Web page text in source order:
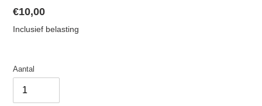
Normale
prijs
€10,00
Inclusief belasting
Aantal